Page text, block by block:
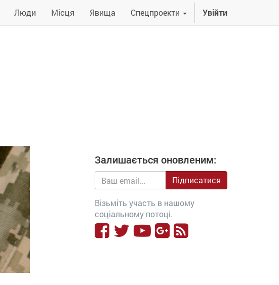
Люди Місця Явища Спецпроекти Увійти
Залишається оновленим:
Підписатися
Візьміть участь в нашому
соціальному потоці.